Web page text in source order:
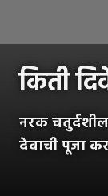
किती
नरक
देवाची पूजा